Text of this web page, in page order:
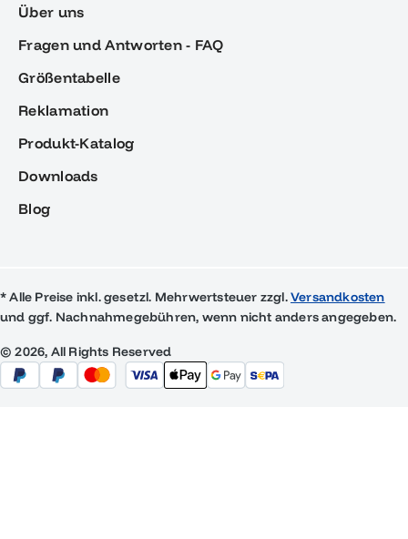
Über uns
Fragen und Antworten - FAQ
Größentabelle
Reklamation
Produkt-Katalog
Downloads
Blog
* Alle Preise inkl. gesetzl. Mehrwertsteuer zzgl.Versandkosten
und ggf. Nachnahmegebühren, wenn nicht anders angegeben.
© 2026, All Rights Reserved